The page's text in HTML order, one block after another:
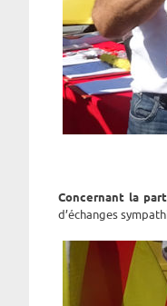
Concernant la
d’échanges